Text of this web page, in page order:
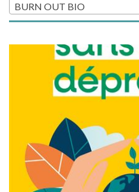
BURN OUT BIO